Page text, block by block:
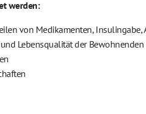
werden:
von Medikamenten,
Lebens­qualität der